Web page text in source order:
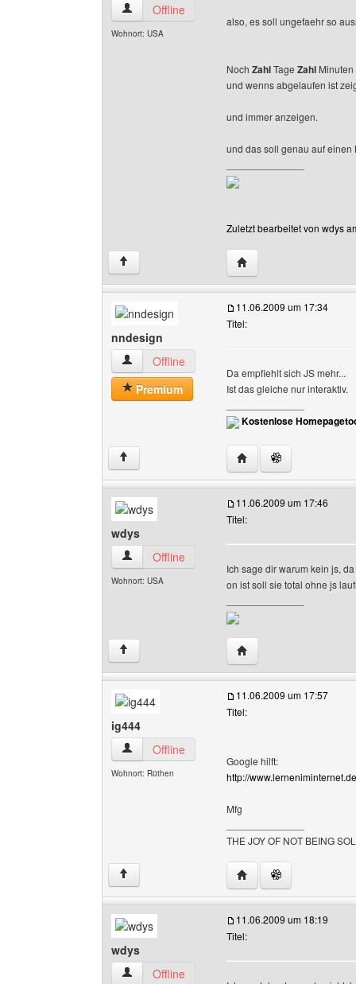
wdys Benutzer-Profile anzeigen
Offline
Wohnort: USA
also, es soll ungefaehr so
Noch ZahlTage Zahl
und wenns abgelaufen ist
und immer anzeigen.
und das soll genau auf einen
Zuletzt bearbeitet von wdys
↑ Website dieses
nndesign
nndesign Benutzer-Profile anzeigen
Offline
Premium
11.06.2009 um 17:34
Titel:
Da empfiehlt sich JS mehr...
Ist das gleiche nur interaktiv.
Kostenlose
↑ Website dieses
wdys
wdys Benutzer-Profile anzeigen
Offline
Wohnort: USA
11.06.2009 um 17:46
Titel:
Ich sage dir warum kein js,
on ist soll sie total ohne js
↑ Website dieses
ig444
ig444 Benutzer-Profile anzeigen
Offline
Wohnort: Rüthen
11.06.2009 um 17:57
Titel:
Google hilft:
http://
Mfg
THE JOY OF NOT BEING
↑ Website dieses
wdys
wdys Benutzer-Profile anzeigen
Offline
11.06.2009 um 18:19
Titel: